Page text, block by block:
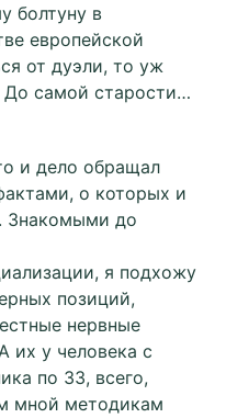
болтуну в
европейской
от дуэли, то уж
До самой старости…
и дело обращал
о которых и
Знакомыми до
я подхожу
позиций,
нервные
их у человека с
по 33, всего,
мной методикам